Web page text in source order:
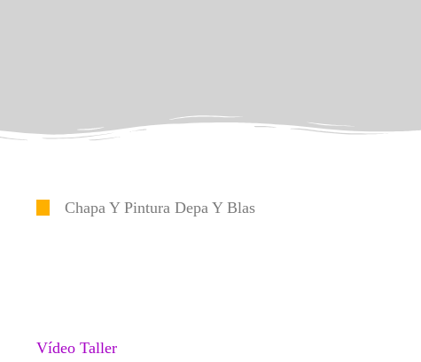
Chapa Y Pintura Depa Y Blas
Vídeo Taller